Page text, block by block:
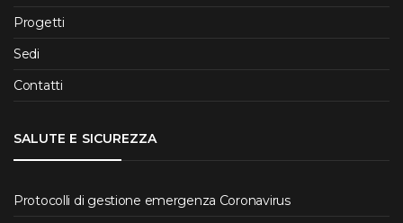
Progetti
Sedi
Contatti
SALUTE E SICUREZZA
Protocolli di gestione emergenza Coronavirus